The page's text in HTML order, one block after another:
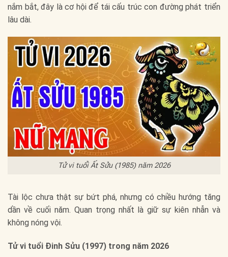
nắm bắt, đây là cơ hội để tái cấu trúc con đường phát triển
lâu dài.
Tử vi tuổi Ất Sửu (1985) năm 2026
Tài lộc chưa thật sự bứt phá, nhưng có chiều hướng tăng
dần về cuối năm. Quan trọng nhất là giữ sự kiên nhẫn và
không nóng vội.
Tử vi tuổi Đinh Sửu (1997) trong năm 2026